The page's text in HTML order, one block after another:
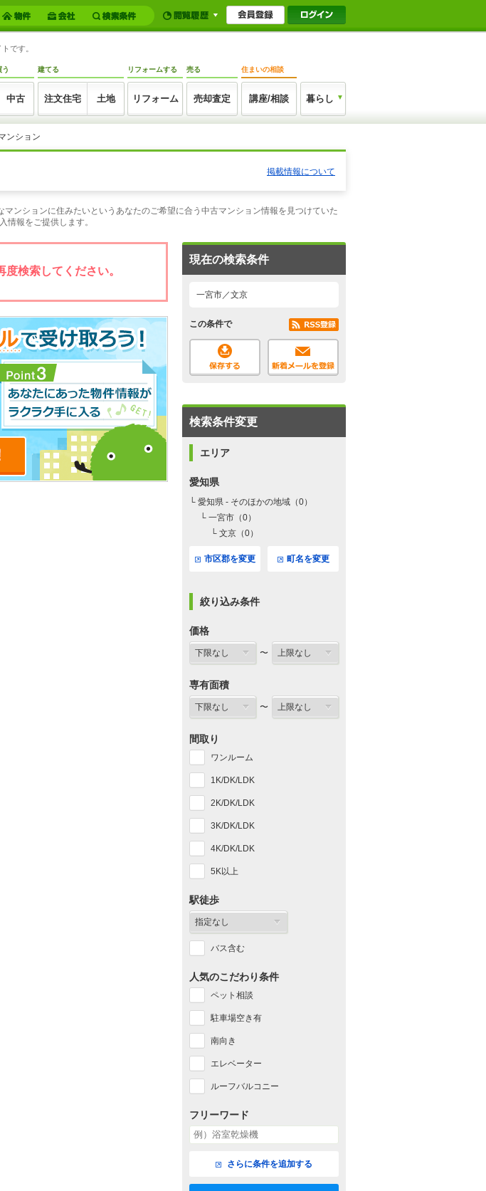
です。
中古
建てる
注文住宅 土地
リフォームする
リフォーム
売る
売却査定
住まいの相談
講座/相談 暮らし
ンション
掲載情報について
ンションに住みたいというあなたのご希望に合う中古マンション情報を見つけていた
情報をご提供します。
検索してください。
現在の検索条件
一宮市／文京
この条件で
検索条件変更
エリア
愛知県
└ 愛知県 - そのほかの地域（0）
└ 一宮市（0）
└ 文京（0）
市区郡を変更 町名を変更
絞り込み条件
価格
〜
専有面積
〜
間取り
ワンルーム
1K/DK/LDK
2K/DK/LDK
3K/DK/LDK
4K/DK/LDK
5K以上
駅徒歩
バス含む
人気のこだわり条件
ペット相談
駐車場空き有
南向き
エレベーター
ルーフバルコニー
フリーワード
さらに条件を追加する